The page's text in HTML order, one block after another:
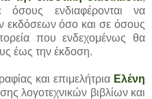
ενδιαφέρονται να
όσο και σε όσους
που ενδεχομένως θα
έως την έκδοση.
και επιμελήτρια Ελένη
λογοτεχνικών βιβλίων και